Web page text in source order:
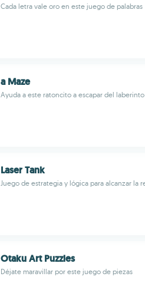
Cada letra vale oro en este juego de palabras
a Maze
Ayuda a este ratoncito a escapar del
Laser Tank
Juego de estrategia y lógica para alcanzar la
Otaku Art Puzzles
Déjate maravillar por este juego de piezas